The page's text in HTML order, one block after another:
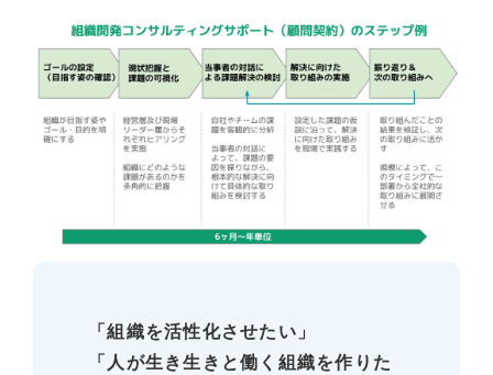
「組織を活性化させたい」
「人が生き生きと働く組織を作りた